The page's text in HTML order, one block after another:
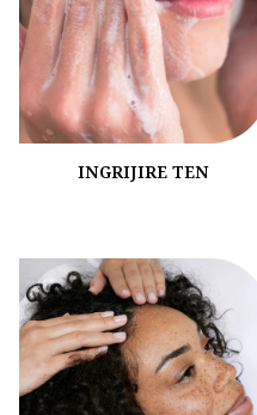
INGRIJIRE TEN